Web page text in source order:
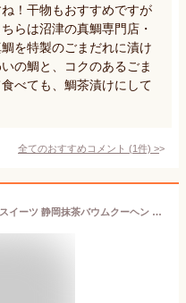
！干物もおすすめですが
らは沼津の真鯛専門店・
を特製のごまだれに漬け
の鯛と、コクのあるごま
べても、鯛茶漬けにして
全てのおすすめコメント (1件) >
お歳暮 御歳暮 お菓子 ギフト 抹茶スイーツ 静岡抹茶バウムクーヘン お祝い 出産内祝い 内祝い バームクーヘン お返し プレゼント ギフト 送料無料 焼き菓子 洋菓子 かわいい 誕生日 御供 御礼